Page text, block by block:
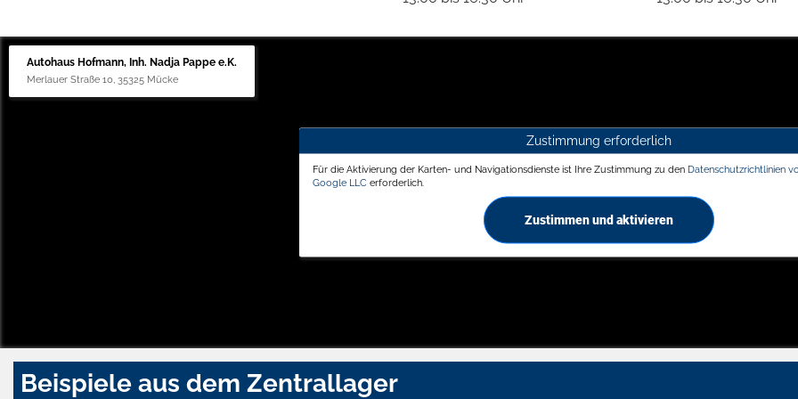
Autohaus Hofmann, Inh. Nadja Pappe e.K.
Merlauer Straße 10, 35325 Mücke
Zustimmung erforderlich
Für die Aktivierung der Karten- und Navigationsdienste ist Ihre Zustimmung zu den Datenschutzrichtlinien
Google LLC erforderlich.
Zustimmen und aktivieren
Beispiele aus dem Zentrallager